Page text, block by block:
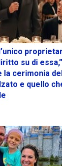
su di
la cerimonia
e quello